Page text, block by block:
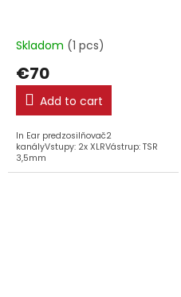
Skladom (1 pcs)
€70
Add to cart
In Ear predzosilňovač2
kanályVstupy: 2x XLRVástrup: TSR
3,5mm